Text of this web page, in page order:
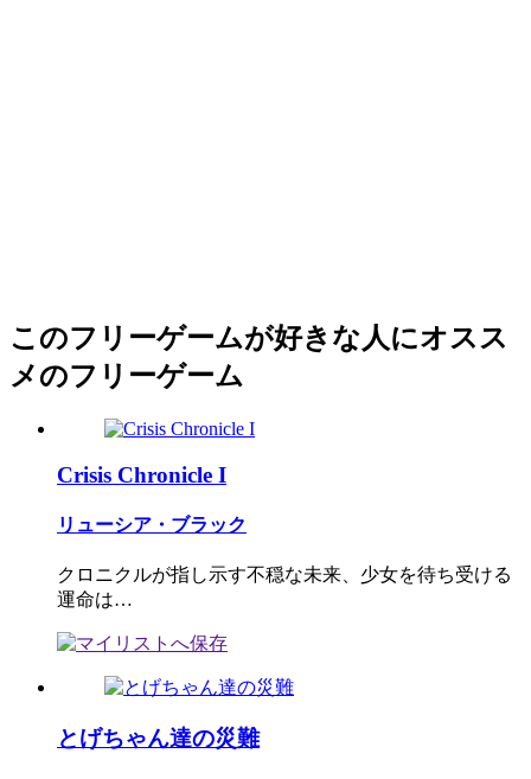
このフリーゲームが好きな人にオスス
メのフリーゲーム
Crisis Chronicle I
リューシア・ブラック
クロニクルが指し示す不穏な未来、少女を待ち受ける
運命は…
とげちゃん達の災難